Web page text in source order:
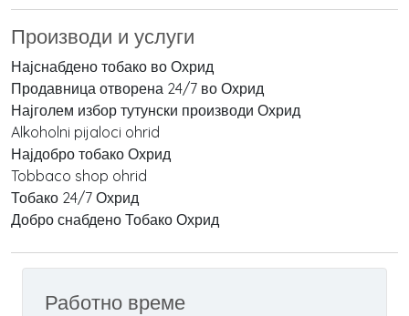
Производи и услуги
Најснабдено тобако во Охрид
Продавница отворена 24/7 во Охрид
Најголем избор тутунски производи Охрид
Alkoholni pijaloci ohrid
Најдобро тобако Охрид
Tobbaco shop ohrid
Тобако 24/7 Охрид
Добро снабдено Тобако Охрид
Работно време